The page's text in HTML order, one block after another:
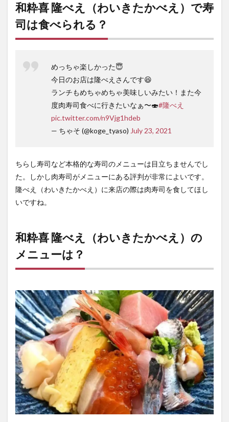
和粋喜 隆べえ（わいきたかべえ）で寿
司は食べられる？
めっちゃ楽しかった😇
今日のお店は隆べえさんです😆
ランチもめちゃめちゃ美味しいみたい！また今
度肉寿司食べに行きたいなぁ〜🍣#隆べえ
pic.twitter.com/n9Vjg1hdeb
— ちゃそ (@koge_tyaso) July 23, 2021
ちらし寿司など本格的な寿司のメニューは目立ちませんでし
た。しかし肉寿司がメニューにある評判が非常によいです。
隆べえ（わいきたかべえ）に来店の際は肉寿司を食してほし
いですね。
和粋喜 隆べえ（わいきたかべえ）の
メニューは？